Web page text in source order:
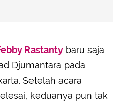
Rastanty baru saja
Djumantara pada
Setelah acara
keduanya pun tak